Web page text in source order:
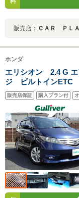
販売店： ＣＡＲ ＰＬ
ホンダ
エリシオン 2.4 G エ
ジ ビルトインETC
イブレコーダー ス
動格納ミラー オー
アマット コーナー
販売店保証 購入プラン付